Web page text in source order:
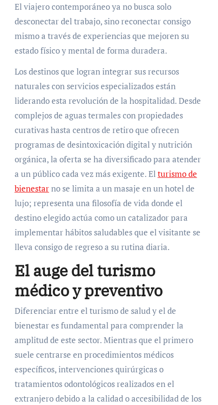
El viajero contemporáneo ya no busca solo
desconectar del trabajo, sino reconectar consigo
mismo a través de experiencias que mejoren su
estado físico y mental de forma duradera.
Los destinos que logran integrar sus recursos
naturales con servicios especializados están
liderando esta revolución de la hospitalidad. Desde
complejos de aguas termales con propiedades
curativas hasta centros de retiro que ofrecen
programas de desintoxicación digital y nutrición
orgánica, la oferta se ha diversificado para atender
a un público cada vez más exigente. Elturismo de
bienestarno se limita a un masaje en un hotel de
lujo; representa una filosofía de vida donde el
destino elegido actúa como un catalizador para
implementar hábitos saludables que el visitante se
lleva consigo de regreso a su rutina diaria.
El auge del turismo
médico y preventivo
Diferenciar entre el turismo de salud y el de
bienestar es fundamental para comprender la
amplitud de este sector. Mientras que el primero
suele centrarse en procedimientos médicos
específicos, intervenciones quirúrgicas o
tratamientos odontológicos realizados en el
extranjero debido a la calidad o accesibilidad de los